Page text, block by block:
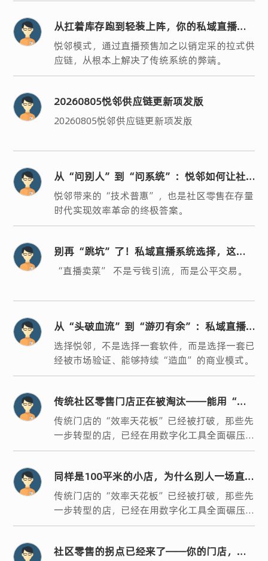
从扛着库存跑到轻装上阵，你的私域直播系
统选对了吗？
悦邻模式，通过直播预售加之以销定采的拉式供
应链，从根本上解决了传统系统的弊端。
20260805悦邻供应链更新项发版
20260805悦邻供应链更新项发版
从“问别人”到“问系统”：悦邻如何让社
区零售的“人、货、场”真正数字化？
悦邻带来的“技术普惠”，也是社区零售在存量
时代实现效率革命的终极答案。
别再“跳坑”了！私域直播系统选择，这三
条“黄金法则”你必须懂
“直播卖菜” 不是亏钱引流，而是公平交易。
从“头破血流”到“游刃有余”：私域直播
转型，系统选对了吗？
选择悦邻，不是选择一套软件，而是选择一套已
经被市场验证、能够持续“造血”的商业模式。
传统社区零售门店正在被淘汰——能用“一
家店”做“一整条街”生意的人，已经跑起
来了
传统门店的“效率天花板”已经被打破，那些先
一步转型的店，已经在用数字化工具全面碾压同
行。
同样是100平米的小店，为什么别人一场直播
卖几万，你却只能苦守几千？
传统门店的“效率天花板”已经被打破，那些先
一步转型的店，已经在用数字化工具全面碾压同
行。
社区零售的拐点已经来了——你的门店，是